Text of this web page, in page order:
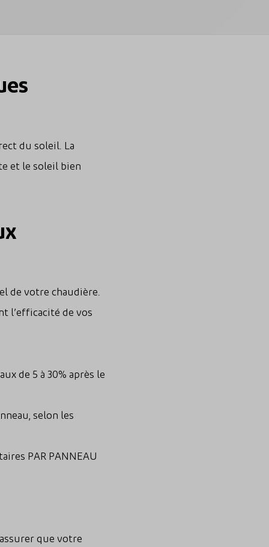
du soleil. La
et le soleil bien
de votre chaudière.
l’efficacité de vos
de 5 à 30% après le
selon les
PAR PANNEAU
que votre